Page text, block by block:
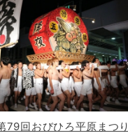
79回おびひろ平原まつり